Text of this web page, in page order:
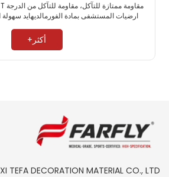
ارضيات المستشفى بمادة الفورمالديهايد سهولة
أكثر+
TEFA DECORATION MATERIAL CO., LTD.